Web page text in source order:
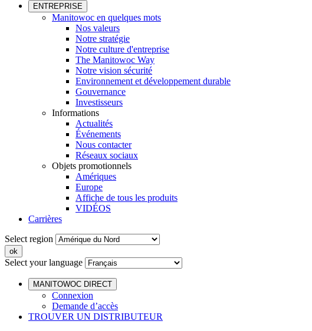
ENTREPRISE
Manitowoc en quelques mots
Nos valeurs
Notre stratégie
Notre culture d'entreprise
The Manitowoc Way
Notre vision sécurité
Environnement et développement durable
Gouvernance
Investisseurs
Informations
Actualités
Événements
Nous contacter
Réseaux sociaux
Objets promotionnels
Amériques
Europe
Affiche de tous les produits
VIDÉOS
Carrières
Select region
Select your language
MANITOWOC DIRECT
Connexion
Demande d’accès
TROUVER UN DISTRIBUTEUR